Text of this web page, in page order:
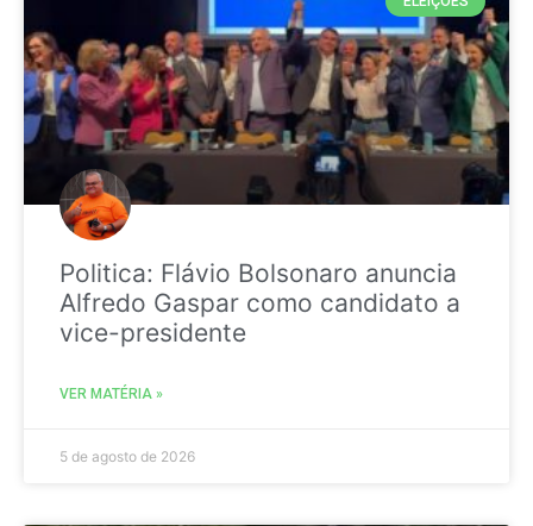
Politica: Flávio Bolsonaro anuncia
Alfredo Gaspar como candidato a
vice-presidente
VER MATÉRIA »
5 de agosto de 2026